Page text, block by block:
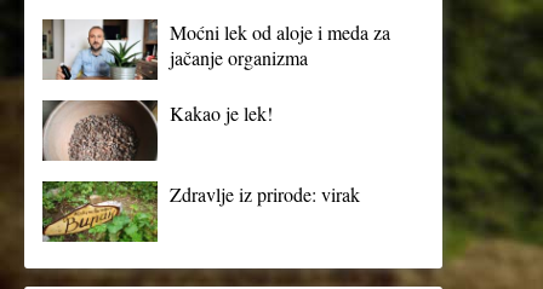
Moćni lek od aloje i meda za
jačanje organizma
Kakao je lek!
Zdravlje iz prirode: virak